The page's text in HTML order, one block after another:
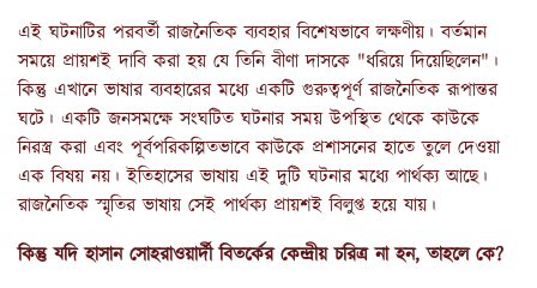
এই ঘটনাটির পরবর্তী রাজনৈতিক ব্যবহার বিশেষভাবে লক্ষণীয়। বর্তমান
সময়ে প্রায়শই দাবি করা হয় যে তিনি বীণা দাসকে "ধরিয়ে দিয়েছিলেন"।
কিন্তু এখানে ভাষার ব্যবহারের মধ্যে একটি গুরুত্বপূর্ণ রাজনৈতিক রূপান্তর
ঘটে। একটি জনসমক্ষে সংঘটিত ঘটনার সময় উপস্থিত থেকে কাউকে
নিরস্ত্র করা এবং পূর্বপরিকল্পিতভাবে কাউকে প্রশাসনের হাতে তুলে দেওয়া
এক বিষয় নয়। ইতিহাসের ভাষায় এই দুটি ঘটনার মধ্যে পার্থক্য আছে।
রাজনৈতিক স্মৃতির ভাষায় সেই পার্থক্য প্রায়শই বিলুপ্ত হয়ে যায়।
কিন্তু যদি হাসান সোহরাওয়ার্দী বিতর্কের কেন্দ্রীয় চরিত্র না হন, তাহলে কে?